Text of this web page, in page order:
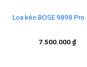
Loa kéo BOSE 9898 Pro
7.500.000 ₫